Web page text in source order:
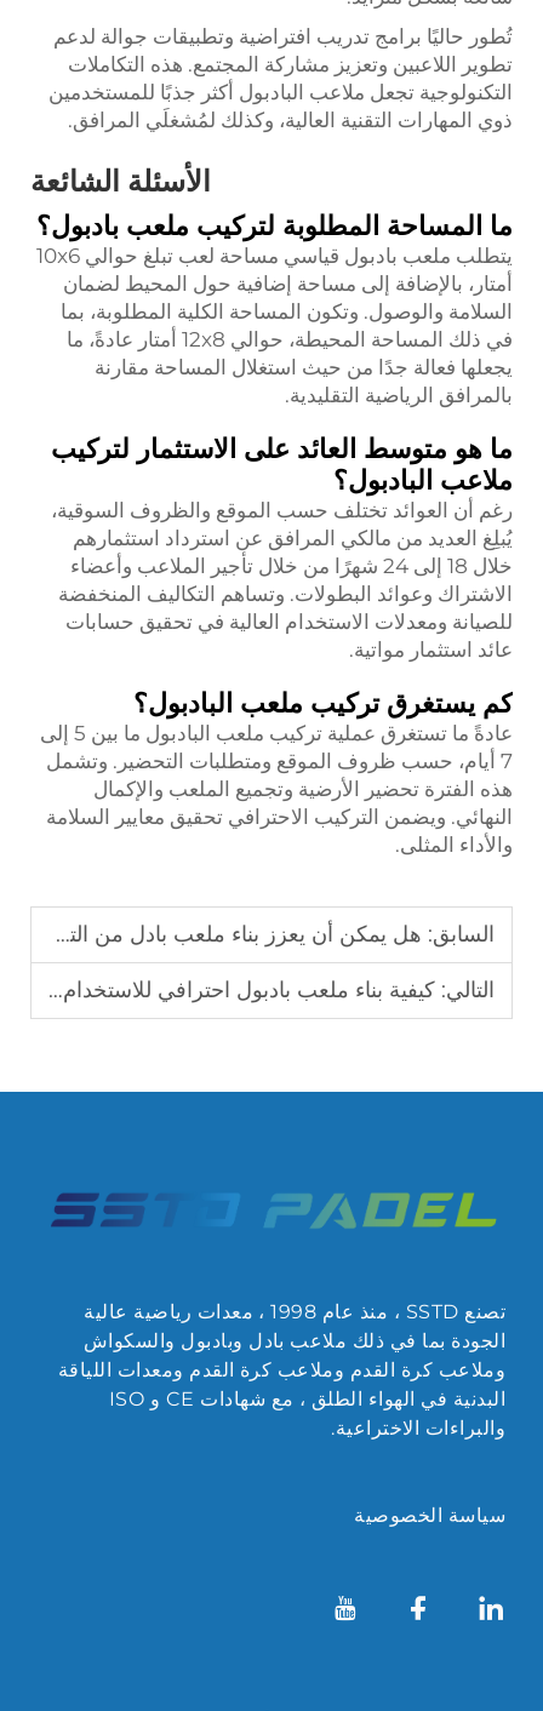
تُطور حاليًا برامج تدريب افتراضية وتطبيقات جوالة لدعم
تطوير اللاعبين وتعزيز مشاركة المجتمع. هذه التكاملات
التكنولوجية تجعل ملاعب البادبول أكثر جذبًا للمستخدمين
ذوي المهارات التقنية العالية، وكذلك لمُشغلَي المرافق.
الأسئلة الشائعة
ما المساحة المطلوبة لتركيب ملعب بادبول؟
يتطلب ملعب بادبول قياسي مساحة لعب تبلغ حوالي 10x6
أمتار، بالإضافة إلى مساحة إضافية حول المحيط لضمان
السلامة والوصول. وتكون المساحة الكلية المطلوبة، بما
في ذلك المساحة المحيطة، حوالي 12x8 أمتار عادةً، ما
يجعلها فعالة جدًا من حيث استغلال المساحة مقارنة
بالمرافق الرياضية التقليدية.
ما هو متوسط العائد على الاستثمار لتركيب
ملاعب البادبول؟
رغم أن العوائد تختلف حسب الموقع والظروف السوقية،
يُبلِغ العديد من مالكي المرافق عن استرداد استثمارهم
خلال 18 إلى 24 شهرًا من خلال تأجير الملاعب وأعضاء
الاشتراك وعوائد البطولات. وتساهم التكاليف المنخفضة
للصيانة ومعدلات الاستخدام العالية في تحقيق حسابات
عائد استثمار مواتية.
كم يستغرق تركيب ملعب البادبول؟
عادةً ما تستغرق عملية تركيب ملعب البادبول ما بين 5 إلى
7 أيام، حسب ظروف الموقع ومتطلبات التحضير. وتشمل
هذه الفترة تحضير الأرضية وتجميع الملعب والإكمال
النهائي. ويضمن التركيب الاحترافي تحقيق معايير السلامة
والأداء المثلى.
السابق: هل يمكن أن يعزز بناء ملعب بادل من التفاعل المجتمعي؟
التالي: كيفية بناء ملعب بادبول احترافي للاستخدام الطويل الأمد؟
تصنع SSTD ، منذ عام 1998 ، معدات رياضية عالية
الجودة بما في ذلك ملاعب بادل وبادبول والسكواش
وملاعب كرة القدم وملاعب كرة القدم ومعدات اللياقة
البدنية في الهواء الطلق ، مع شهادات CE و ISO
والبراءات الاختراعية.
سياسة الخصوصية